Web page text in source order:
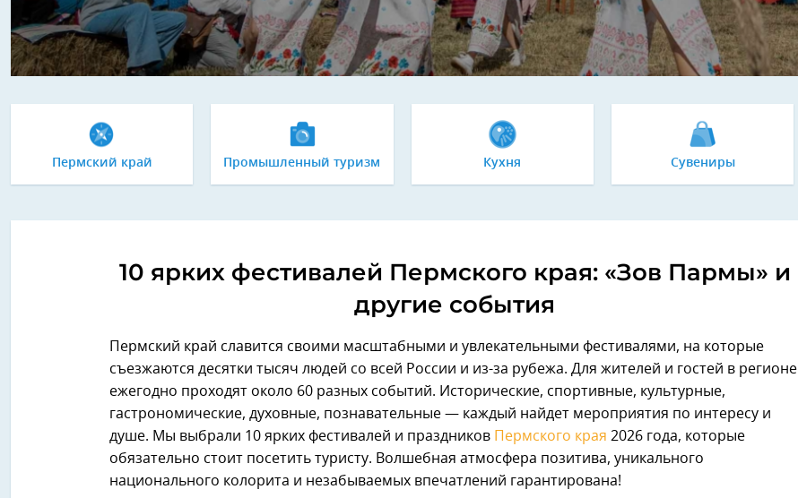
Пермский край Промышленный туризм Кухня Сувениры
10 ярких фестивалей Пермского края: «Зов Пармы» и
другие события
Пермский край славится своими масштабными и увлекательными фестивалями, на которые
съезжаются десятки тысяч людей со всей России и из-за рубежа. Для жителей и гостей в регионе
ежегодно проходят около 60 разных событий. Исторические, спортивные, культурные,
гастрономические, духовные, познавательные — каждый найдет мероприятия по интересу и
душе. Мы выбрали 10 ярких фестивалей и праздников
Пермского края 2026 года, которые
обязательно стоит посетить туристу. Волшебная атмосфера позитива, уникального
национального колорита и незабываемых впечатлений гарантирована!